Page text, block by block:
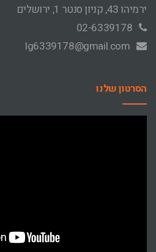
ירמיהו 43, קניון סנטר 1, ירושלים
02-6339178
lg6339178@gmail.com
הסרטון שלנו